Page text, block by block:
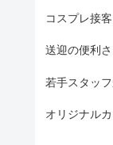
コスプレ接
送迎の便利
若手スタッ
オリジナル